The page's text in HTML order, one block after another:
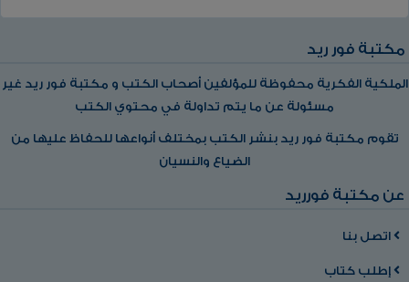
مكتبة فور ريد
الملكية الفكرية محفوظة للمؤلفين أصحاب الكتب و مكتبة فور ريد غير
مسئولة عن ما يتم تداولة في محتوي الكتب
تقوم مكتبة فور ريد بنشر الكتب بمختلف أنواعها للحفاظ عليها من
الضياع والنسيان
عن مكتبة فورريد
اتصل بنا
إطلب كتاب